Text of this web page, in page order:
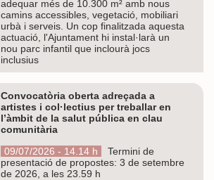
adequar més de 10.300 m² amb nous
camins accessibles, vegetació, mobiliari
urbà i serveis. Un cop finalitzada aquesta
actuació, l'Ajuntament hi instal·larà un
nou parc infantil que inclourà jocs
inclusius
Convocatòria oberta adreçada a
artistes i col·lectius per treballar en
l’àmbit de la salut pública en clau
comunitària
09/07/2026 - 14.14 h
Termini de
presentació de propostes: 3 de setembre
de 2026, a les 23.59 h